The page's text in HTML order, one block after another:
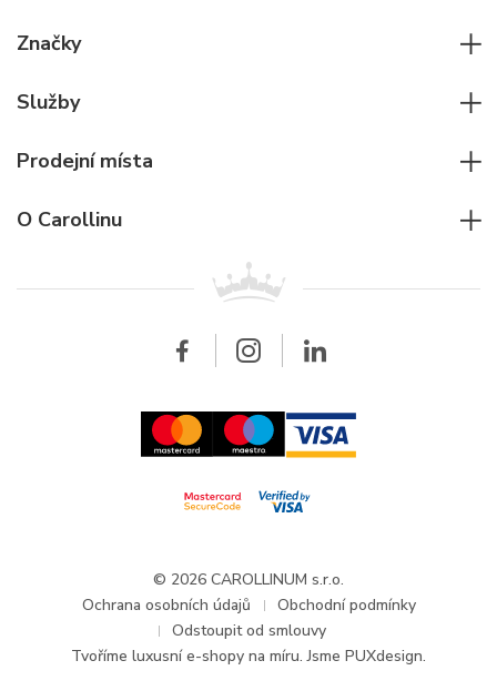
Dámské hodinky
Pilotní hodinky
Potápěčské hodinky
Ostatní doplňky
Značky
Cartier
Breitling
Služby
Pro firmy
Velkoobchod
Prodejní místa
O Carollinu
O společnosti Carollinum
Aktuality a oznámení
© 2026 CAROLLINUM s.r.o.
Ochrana osobních údajů
Obchodní podmínky
Odstoupit od smlouvy
Tvoříme luxusní e-shopy na míru. Jsme PUXdesign.